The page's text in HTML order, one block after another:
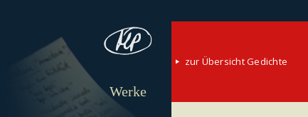
Werke
zur Übersicht Gedichte